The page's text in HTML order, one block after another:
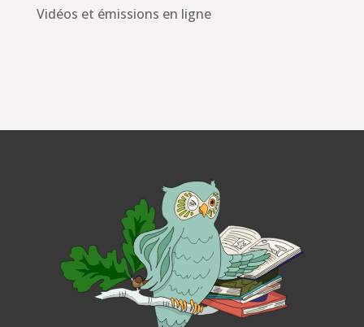
Vidéos et émissions en ligne